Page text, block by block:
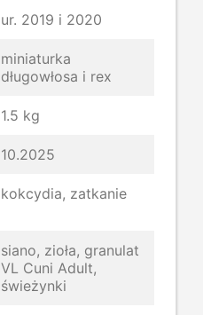
ur. 2019 i 2020
miniaturka
długowłosa i rex
1.5 kg
10.2025
kokcydia, zatkanie
siano, zioła, granulat
VL Cuni Adult,
świeżynki